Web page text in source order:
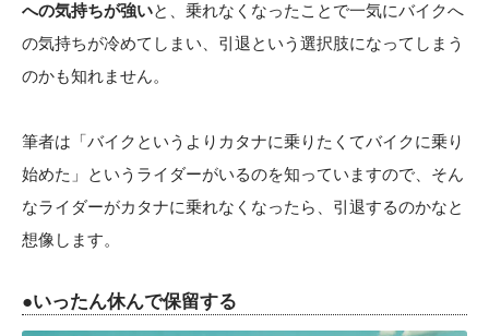
への気持ちが強いと、乗れなくなったことで一気にバイクへ
の気持ちが冷めてしまい、引退という選択肢になってしまう
のかも知れません。
筆者は「バイクというよりカタナに乗りたくてバイクに乗り
始めた」というライダーがいるのを知っていますので、そん
なライダーがカタナに乗れなくなったら、引退するのかなと
想像します。
●いったん休んで保留する